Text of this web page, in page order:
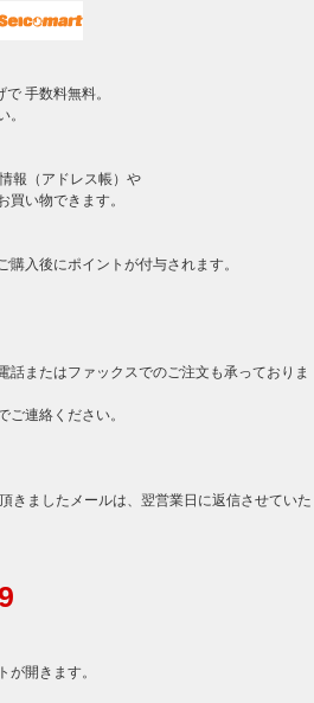
手数料無料。
。
報（アドレス帳）や
買い物できます。
入後にポイントが付与されます。
話またはファックスでのご注文も承っておりま
ご連絡ください。
きましたメールは、翌営業日に返信させていた
が開きます。